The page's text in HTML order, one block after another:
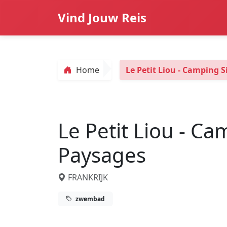
Vind Jouw Reis
Home Le Petit Liou - Camping
Le Petit Liou -
Paysages
FRANKRIJK
zwembad